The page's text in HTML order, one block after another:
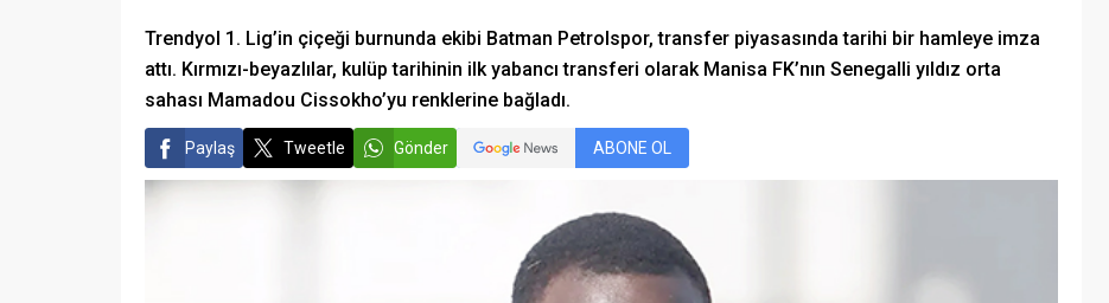
Trendyol 1. Lig’in çiçeği burnunda ekibi Batman Petrolspor, transfer piyasasında tarihi bir hamleye imza
attı. Kırmızı-beyazlılar, kulüp tarihinin ilk yabancı transferi olarak Manisa FK’nın Senegalli yıldız orta
sahası Mamadou Cissokho’yu renklerine bağladı.
Paylaş Tweetle Gönder ABONE OL